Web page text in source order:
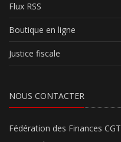
Flux RSS
Boutique en ligne
Justice fiscale
NOUS CONTACTER
Fédération des Finances CGT